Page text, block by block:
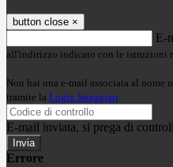
button close ×
E-
all'indirizzo indicato con le istruzioni
Non hai una e-mail associata al nome
tramite la Login Spaggiari
E-mail inviata, si prega di
Errore